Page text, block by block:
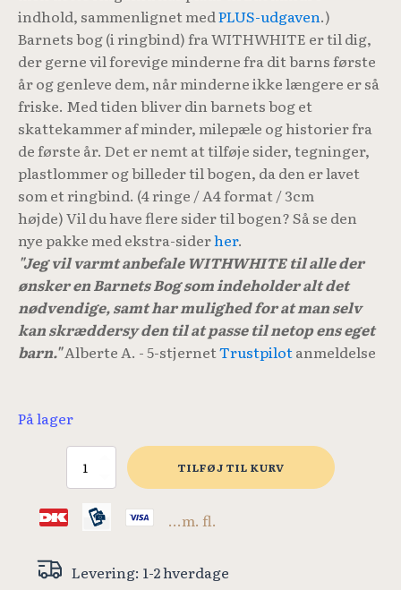
indhold, sammenlignet medPLUS-udgaven.)
Barnets bog (i ringbind) fra WITHWHITE er til dig,
der gerne vil forevige minderne fra dit barns første
år og genleve dem, når minderne ikke længere er så
friske. Med tiden bliver din barnets bog et
skattekammer af minder, milepæle og historier fra
de første år. Det er nemt at tilføje sider, tegninger,
plastlommer og billeder til bogen, da den er lavet
som et ringbind. (4 ringe / A4 format / 3cm
højde)Vil du have flere sider til bogen? Så se den
nye pakke med ekstra-siderher.
"Jeg vil varmt anbefale WITHWHITE til alle der
ønsker en Barnets Bog som indeholder alt det
nødvendige, samt har mulighed for at man selv
kan skræddersy den til at passe til netop ens eget
barn."Alberte A. - 5-stjernetTrustpilotanmeldelse
På lager
Barnets
bog
m.
hjerter
edition)
TILFØJ TIL KURV
...m. fl.
Levering: 1-2 hverdage